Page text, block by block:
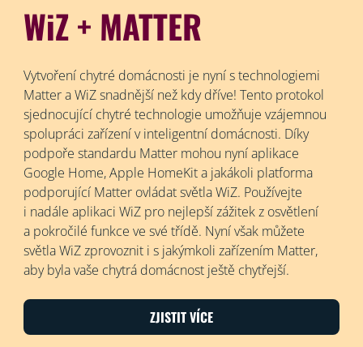
WiZ + MATTER
Vytvoření chytré domácnosti je nyní s technologiemi
Matter a WiZ snadnější než kdy dříve! Tento protokol
sjednocující chytré technologie umožňuje vzájemnou
spolupráci zařízení v inteligentní domácnosti. Díky
podpoře standardu Matter mohou nyní aplikace
Google Home, Apple HomeKit a jakákoli platforma
podporující Matter ovládat světla WiZ. Používejte
i nadále aplikaci WiZ pro nejlepší zážitek z osvětlení
a pokročilé funkce ve své třídě. Nyní však můžete
světla WiZ zprovoznit i s jakýmkoli zařízením Matter,
aby byla vaše chytrá domácnost ještě chytřejší.
ZJISTIT VÍCE